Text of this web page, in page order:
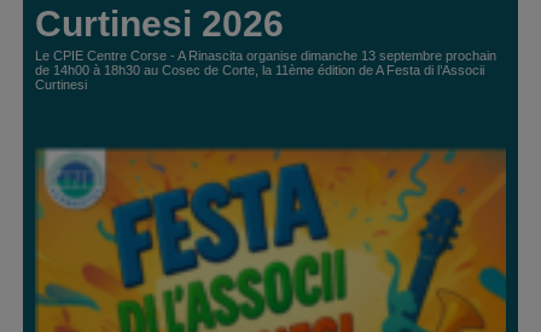
Curtinesi 2026
Le CPIE Centre Corse - A Rinascita organise dimanche 13 septembre prochain
de 14h00 à 18h30 au Cosec de Corte, la 11ème édition de A Festa di l’Associi
Curtinesi